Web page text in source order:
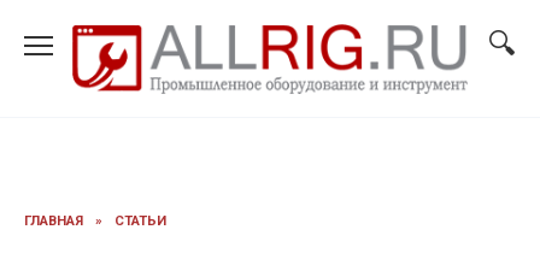
содержанию
ГЛАВНАЯ » СТАТЬИ